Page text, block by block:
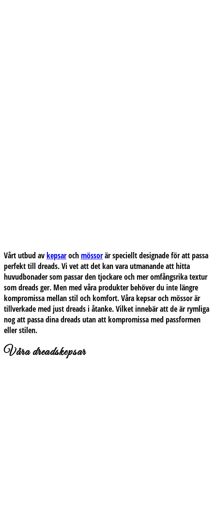
Vårt utbud avkepsarochmössorär speciellt designade för att passa
perfekt till dreads. Vi vet att det kan vara utmanande att hitta
huvudbonader som passar den tjockare och mer omfångsrika textur
som dreads ger. Men med våra produkter behöver du inte längre
kompromissa mellan stil och komfort. Våra kepsar och mössor är
tillverkade med just dreads i åtanke. Vilket innebär att de är rymliga
nog att passa dina dreads utan att kompromissa med passformen
eller stilen.
Våra dreadskepsar